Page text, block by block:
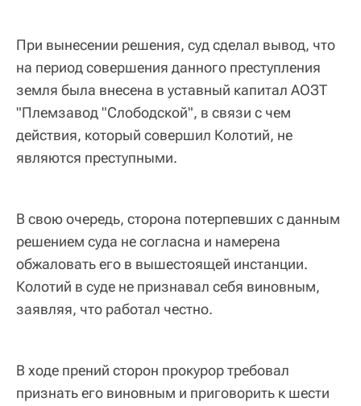
При вынесении решения, суд сделал вывод, что
на период совершения данного преступления
земля была внесена в уставный капитал АОЗТ
"Племзавод "Слободской", в связи с чем
действия, который совершил Колотий, не
являются преступными.
В свою очередь, сторона потерпевших с данным
решением суда не согласна и намерена
обжаловать его в вышестоящей инстанции.
Колотий в суде не признавал себя виновным,
заявляя, что работал честно.
В ходе прений сторон прокурор требовал
признать его виновным и приговорить к шести